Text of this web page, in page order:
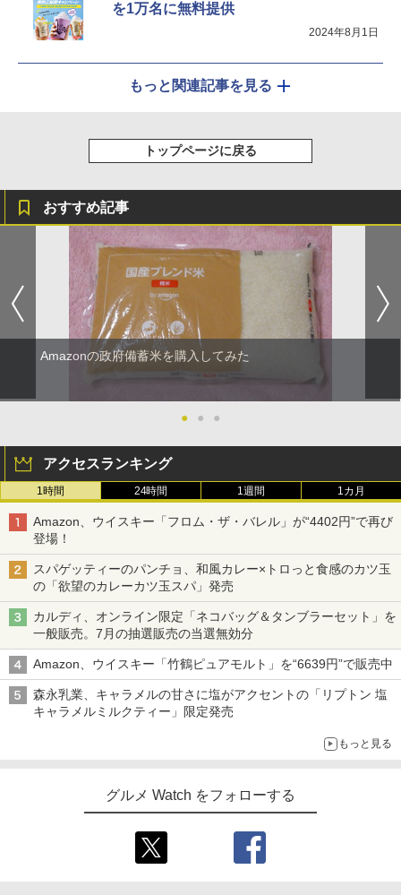
を1万名に無料提供
2024年8月1日
もっと関連記事を見る
トップページに戻る
おすすめ記事
Amazonの政府備蓄米を購入してみた
● ● ●
アクセスランキング
1時間 24時間 1週間 1カ月
Amazon、ウイスキー「フロム・ザ・バレル」が“4402円”で再び
登場！
スパゲッティーのパンチョ、和風カレー×トロっと食感のカツ玉
の「欲望のカレーカツ玉スパ」発売
カルディ、オンライン限定「ネコバッグ＆タンブラーセット」を
一般販売。7月の抽選販売の当選無効分
Amazon、ウイスキー「竹鶴ピュアモルト」を“6639円”で販売中
森永乳業、キャラメルの甘さに塩がアクセントの「リプトン 塩
キャラメルミルクティー」限定発売
もっと見る
グルメ Watch をフォローする